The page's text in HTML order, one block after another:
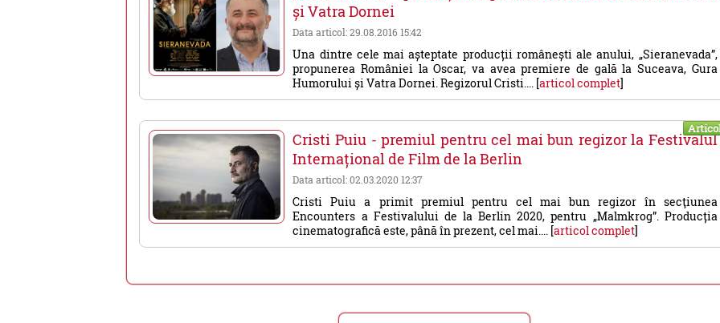
și Vatra Dornei
Data articol: 29.08.2016 15:42
Una dintre cele mai așteptate producții românești ale anului, „Sieranevada”,
propunerea României la Oscar, va avea premiere de gală la Suceava, Gura
Humorului și Vatra Dornei. Regizorul Cristi.... [articol complet]
Cristi Puiu - premiul pentru cel mai bun regizor la Festivalul
Internațional de Film de la Berlin
Data articol: 02.03.2020 12:37
Cristi Puiu a primit premiul pentru cel mai bun regizor în secţiunea
Encounters a Festivalului de la Berlin 2020, pentru „Malmkrog”. Producția
cinematografică este, până în prezent, cel mai.... [articol complet]